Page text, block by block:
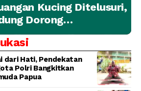
Kucing Ditelusuri,
Dorong
yang
dari Hati, Pendekatan
Polri Bangkitkan
Papua